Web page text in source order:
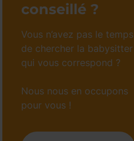
conseillé ?
Vous n’avez pas le temps
de chercher la babysitter
qui vous correspond ?
Nous nous en occupons
pour vous !